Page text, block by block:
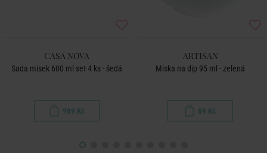
CASA NOVA
Sada misek 600 ml set 4 ks - šedá
989 Kč
ARTISAN
Miska na dip 95 ml - zelená
89 Kč